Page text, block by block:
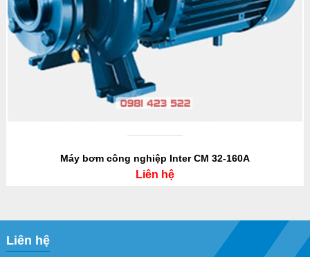
Máy bơm công nghiệp Inter CM 32-160A
Liên hệ
Liên hệ